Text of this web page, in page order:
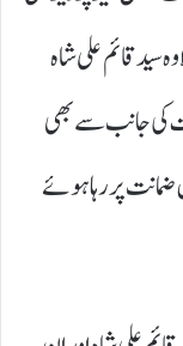
سید قائم علی شاہ
کی جانب سے بھی
ضمانت پر رہا ہوئے